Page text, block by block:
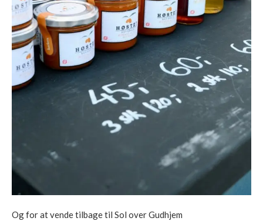
Og for at vende tilbage til Sol over Gudhjem